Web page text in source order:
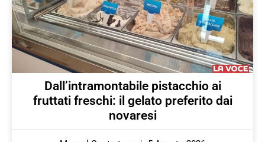
Dall’intramontabile pistacchio ai
fruttati freschi: il gelato preferito dai
novaresi